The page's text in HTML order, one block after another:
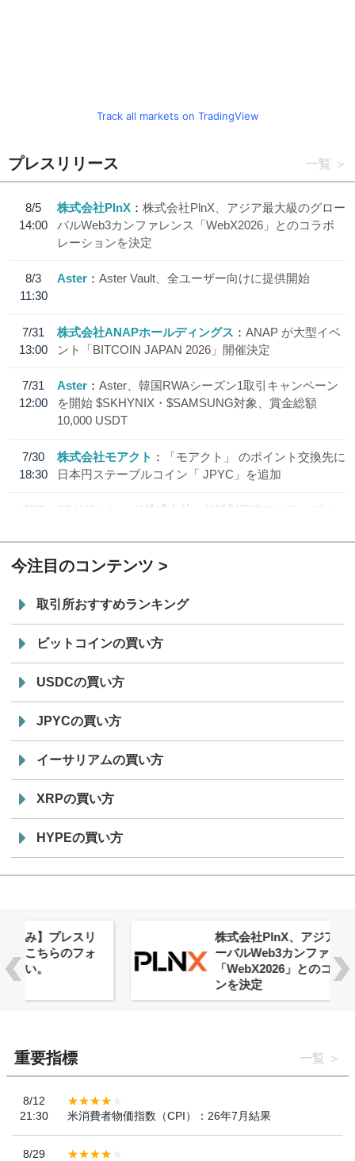
Track all markets on TradingView
プレスリリース 一覧
8/5
14:00
株式会社PlnX
株式会社PlnX、アジア最大級のグロー
バルWeb3カンファレンス「WebX2026」とのコラボ
レーションを決定
8/3
11:30
Aster Aster Vault、全ユーザー向けに提供開始
7/31
13:00
株式会社ANAPホールディングス
ANAP が大型イベ
ント「BITCOIN JAPAN 2026」開催決定
7/31
12:00
Aster
Aster、韓国RWAシーズン1取引キャンペーン
を開始 $SKHYNIX・$SAMSUNG対象、賞金総額
10,000 USDT
7/30
18:30
株式会社モアクト
「モアクト」 のポイント交換先に
日本円ステーブルコイン「 JPYC」を追加
7/29
SBI VCトレード株式会社
信託型円建てステーブル
今注目のコンテンツ
取引所おすすめランキング
ビットコインの買い方
USDCの買い方
JPYCの買い方
イーサリアムの買い方
XRPの買い方
HYPEの買い方
株式会社PlnX、アジア最大級のグロ
ーバルWeb3カンファレンス
「WebX2026」とのコラボレーショ
重要指標 一覧
8/12
21:30
米消費者物価指数（CPI）：26年7月結果
8/29